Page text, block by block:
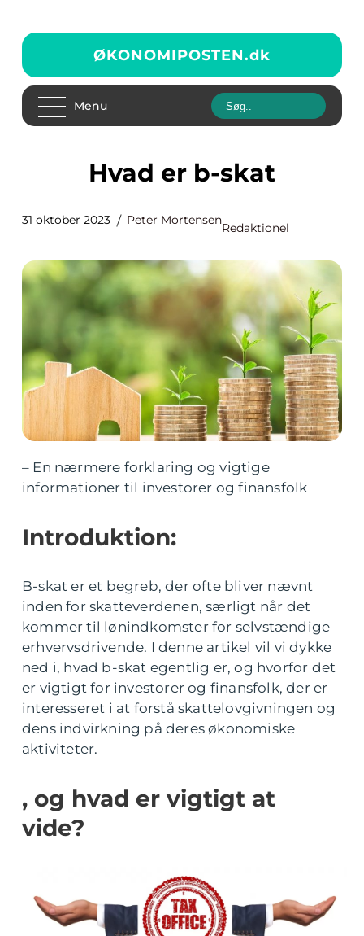
ØKONOMIPOSTEN.dk
Menu
Hvad er b-skat
31 oktober 2023 Peter Mortensen
Redaktionel
– En nærmere forklaring og vigtige
informationer til investorer og finansfolk
Introduktion:
B-skat er et begreb, der ofte bliver nævnt
inden for skatteverdenen, særligt når det
kommer til lønindkomster for selvstændige
erhvervsdrivende. I denne artikel vil vi dykke
ned i, hvad b-skat egentlig er, og hvorfor det
er vigtigt for investorer og finansfolk, der er
interesseret i at forstå skattelovgivningen og
dens indvirkning på deres økonomiske
aktiviteter.
, og hvad er vigtigt at
vide?